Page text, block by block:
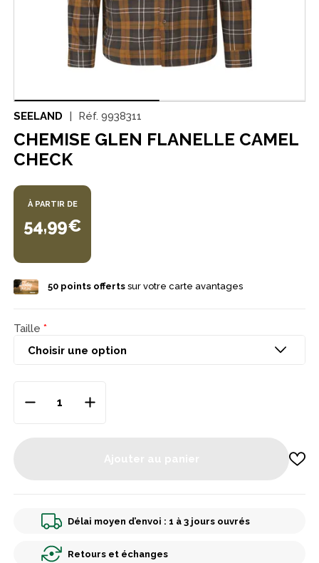
SEELAND Réf. 9938311
CHEMISE GLEN FLANELLE CAMEL
CHECK
À PARTIR DE
54,99€
50points offertssur votre carte avantages
Taille
Délai moyen d’envoi : 1 à 3 jours ouvrés
Retours et échanges